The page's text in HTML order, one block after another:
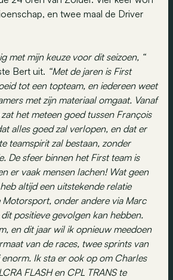
en twee maal de Driver
met mijn keuze voor dit seizoen, “
Bert uit. “Met de jaren is First
tot een topteam, en iedereen weet
met zijn materiaal omgaat. Vanaf
het meteen goed tussen François
alles goed zal verlopen, en dat er
teamspirit zal bestaan, zonder
De sfeer binnen het First team is
er vaak mensen lachen! Wat geen
altijd een uitstekende relatie
onder andere via Marc
positieve gevolgen kan hebben.
en dit jaar wil ik opnieuw meedoen
van de races, twee sprints van
Ik sta er ook op om Charles
FLASH en CPL TRANS te